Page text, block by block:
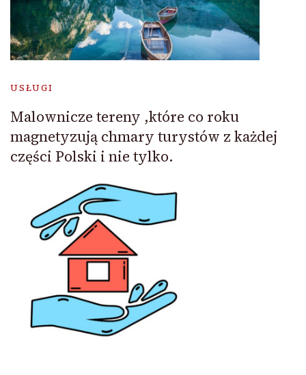
USŁUGI
Malownicze tereny ,które co roku
magnetyzują chmary turystów z każdej
części Polski i nie tylko.